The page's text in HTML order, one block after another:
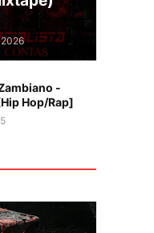
-
Hop/Rap]